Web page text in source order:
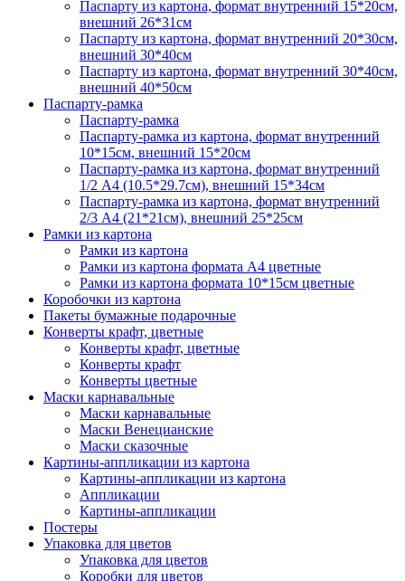
Паспарту из картона, формат внутренний 15*20см,
внешний 26*31см
Паспарту из картона, формат внутренний 20*30см,
внешний 30*40см
Паспарту из картона, формат внутренний 30*40см,
внешний 40*50см
Паспарту-рамка
Паспарту-рамка
Паспарту-рамка из картона, формат внутренний
10*15см, внешний 15*20см
Паспарту-рамка из картона, формат внутренний
1/2 А4 (10.5*29.7см), внешний 15*34см
Паспарту-рамка из картона, формат внутренний
2/3 А4 (21*21см), внешний 25*25см
Рамки из картона
Рамки из картона
Рамки из картона формата А4 цветные
Рамки из картона формата 10*15см цветные
Коробочки из картона
Пакеты бумажные подарочные
Конверты крафт, цветные
Конверты крафт, цветные
Конверты крафт
Конверты цветные
Маски карнавальные
Маски карнавальные
Маски Венецианские
Маски сказочные
Картины-аппликации из картона
Картины-аппликации из картона
Аппликации
Картины-аппликации
Постеры
Упаковка для цветов
Упаковка для цветов
Коробки для цветов